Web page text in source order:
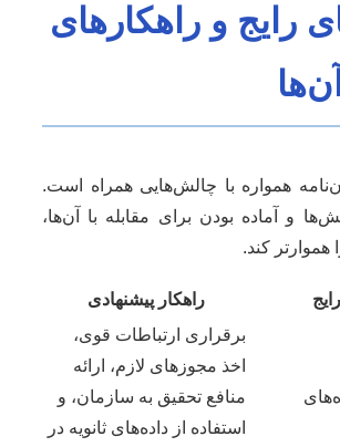
رایج و راهکارهای
همواره با چالش‌هایی همراه است.
و آماده بودن برای مقابله با آن‌ها،
هموارتر کند.
راهکار پیشنهادی
برقراری ارتباطات قوی،
اخذ مجوزهای لازم، ارائه
منافع تحقیق به سازمان، و
استفاده از داده‌های ثانویه در